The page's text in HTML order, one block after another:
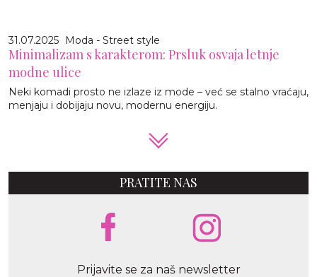
31.07.2025 Moda - Street style
Minimalizam s karakterom: Prsluk osvaja letnje
modne ulice
Neki komadi prosto ne izlaze iz mode – već se stalno vraćaju,
menjaju i dobijaju novu, modernu energiju.
PRATITE NAS
Prijavite se za naš newsletter